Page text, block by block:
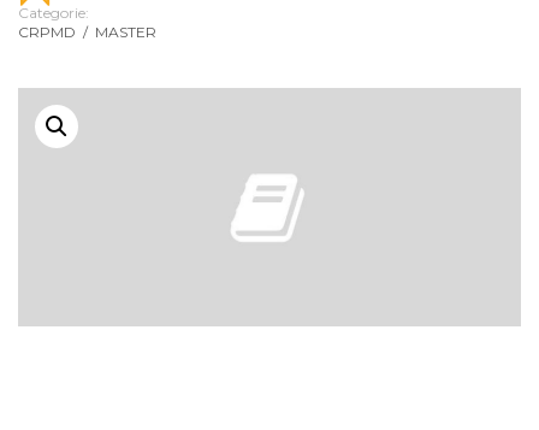
Categorie:
CRPMD / MASTER